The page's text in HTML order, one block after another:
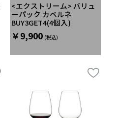
<エクストリーム> バリュ
ーパック カベルネ
BUY3GET4(4個入)
￥9,900